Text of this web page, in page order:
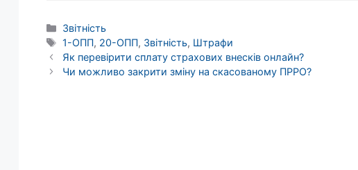
Категорії
Звітність
Позначки
1-ОПП, 20-ОПП, Звітність, Штрафи
Як перевірити сплату страхових внесків онлайн?
Чи можливо закрити зміну на скасованому ПРРО?